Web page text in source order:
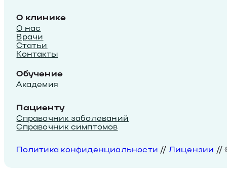
О клинике
О нас
Врачи
Статьи
Контакты
Обучение
Академия
Пациенту
Справочник заболеваний
Справочник симптомов
Политика конфиденциальности // Лицензии //